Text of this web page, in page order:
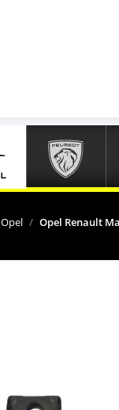
Opel Opel Renault